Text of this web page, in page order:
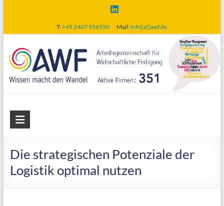
content
T:+49 2407 956550 Mail:info[at]awf.de
AWF
wirtschaftliche
Fertigung
Die strategischen Potenziale der
Logistik optimal nutzen